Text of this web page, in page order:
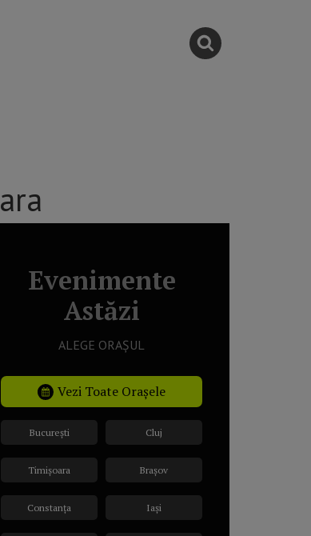
Evenimente
Astăzi
ALEGE ORAȘUL
Vezi Toate Orașele
București
Timișoara
Constanța
Cluj
Brașov
Iași